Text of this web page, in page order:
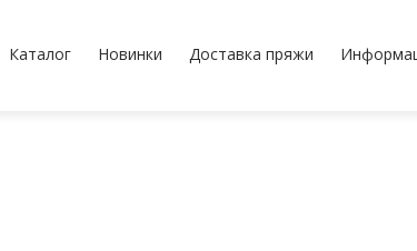
Каталог Новинки Доставка пряжи